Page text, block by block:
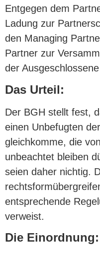
Entgegen dem
Ladung zur
den Managing
Partner zur
der
Das Urteil:
Der BGH stellt fest,
einen Unbefugten
gleichkomme, die
unbeachtet bleiben
seien daher nichtig.
entsprechende
verweist.
Die Einordnung: